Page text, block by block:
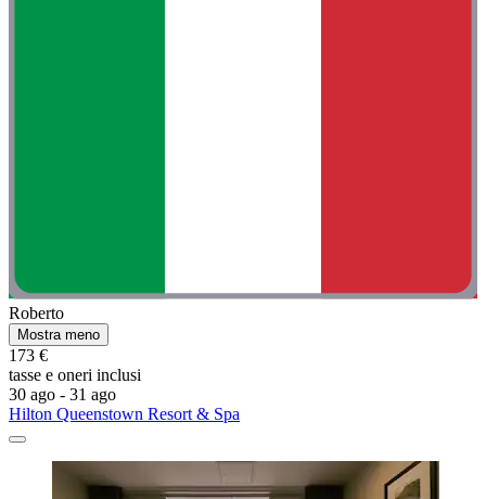
Roberto
Mostra meno
173 €
tasse e oneri inclusi
30 ago - 31 ago
Hilton Queenstown Resort & Spa